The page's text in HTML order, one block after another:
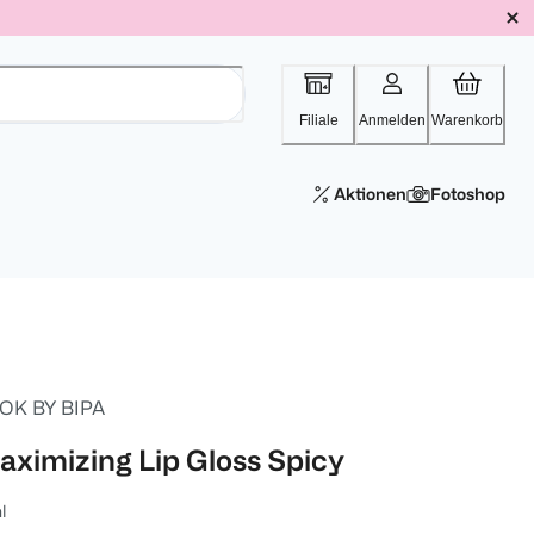
Filiale Anmelden Warenkorb
Aktionen Fotoshop
BY BIPA
Lip Gloss Spicy